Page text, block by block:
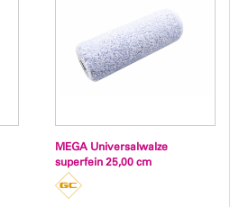
MEGA Universalwalze
superfein 25,00 cm